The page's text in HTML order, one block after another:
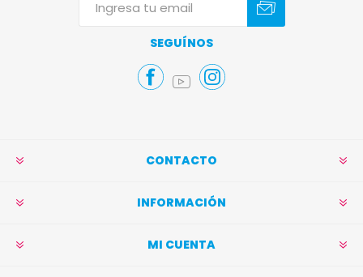
SEGUÍNOS
CONTACTO
INFORMACIÓN
MI CUENTA